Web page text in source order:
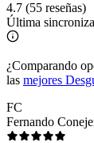
4.7 (55 reseñas)
Última
¿Comparando
las mejores
FC
Fernando